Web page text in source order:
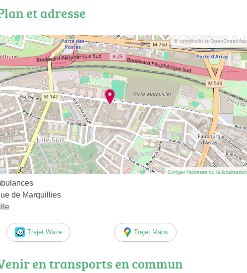
et adresse
© contributeurs OpenStreetMap
Corriger l’adresse ou la localisation
de Marquillies
Trajet Waze Trajet Maps
en transports en commun